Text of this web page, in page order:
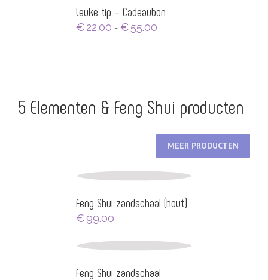
Leuke tip – Cadeaubon
€ 22.00 - € 55.00Prijsklasse:
5 Elementen & Feng Shui producten
MEER PRODUCTEN
Feng Shui zandschaal (hout)
€99.00
Feng Shui zandschaal